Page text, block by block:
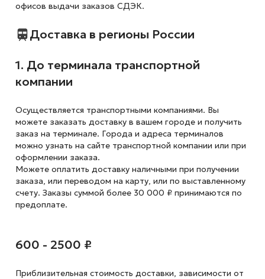
офисов выдачи заказов СДЭК.
Доставка в регионы России
1. До терминала транспортной
компании
Осуществляется транспортными компаниями. Вы
можете заказать доставку в вашем городе и получить
заказ на терминале. Города и адреса терминалов
можно узнать на сайте транспортной компании или при
оформлении заказа.
Можете оплатить доставку наличными при получении
заказа, или переводом на карту, или по выставленному
счету. Заказы суммой более 30 000 ₽ принимаются по
предоплате.
600 - 2500 ₽
Приблизительная стоимость доставки, зависимости от